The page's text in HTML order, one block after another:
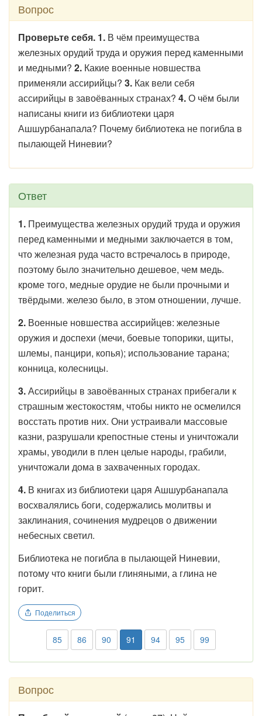
Вопрос
Проверьте себя. 1. В чём преимущества
железных орудий труда и оружия перед каменными
и медными? 2. Какие военные новшества
применяли ассирийцы? 3. Как вели себя
ассирийцы в завоёванных странах? 4.О чём были
написаны книги из библиотеки царя
Ашшурбанапала? Почему библиотека не погибла в
пылающей Ниневии?
Ответ
1. Преимущества железных орудий труда и оружия
перед каменными и медными заключается в том,
что железная руда часто встречалось в природе,
поэтому было значительно дешевое, чем медь.
кроме того, медные орудие не были прочными и
твёрдыми. железо было, в этом отношении, лучше.
2. Военные новшества ассирийцев: железные
оружия и доспехи (мечи, боевые топорики, щиты,
шлемы, панцири, копья); использование тарана;
конница, колесницы.
3.Ассирийцы в завоёванных странах прибегали к
страшным жестокостям, чтобы никто не осмелился
восстать против них. Они устраивали массовые
казни, разрушали крепостные стены и уничтожали
храмы, уводили в плен целые народы, грабили,
уничтожали дома в захваченных городах.
4. В книгах из библиотеки царя Ашшурбанапала
восхвалялись боги, содержались молитвы и
заклинания, сочинения мудрецов о движении
небесных светил.
Библиотека не погибла в пылающей Ниневии,
потому что книги были глиняными, а глина не
горит.
Поделиться
85 86 90 91 94 95 99
Вопрос